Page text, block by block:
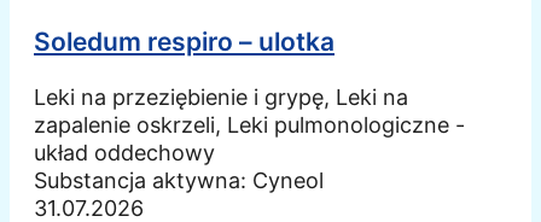
Soledum respiro – ulotka
Leki na przeziębienie i grypę, Leki na
zapalenie oskrzeli, Leki pulmonologiczne -
układ oddechowy
Substancja aktywna: Cyneol
31.07.2026